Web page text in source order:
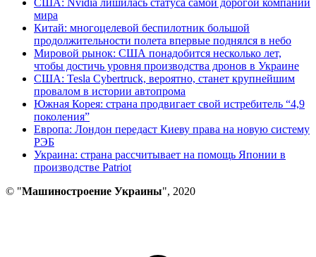
мира
Китай: многоцелевой беспилотник большой
продолжительности полета впервые поднялся в небо
Мировой рынок: США понадобится несколько лет,
чтобы достичь уровня производства дронов в Украине
США: Tesla Cybertruck, вероятно, станет крупнейшим
провалом в истории автопрома
Южная Корея: страна продвигает свой истребитель “4,9
поколения”
Европа: Лондон передаст Киеву права на новую систему
РЭБ
Украина: страна рассчитывает на помощь Японии в
производстве Patriot
© "Машиностроение Украины", 2020